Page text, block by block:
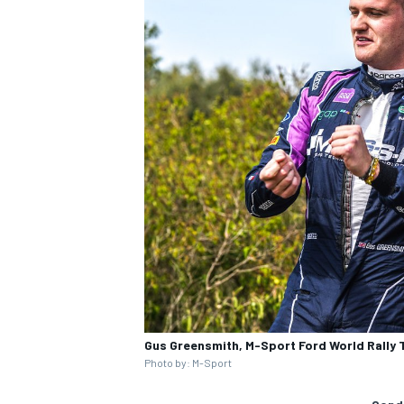
MONOMARCA
Gus Greensmith, M-Sport Ford World Rally
Photo by: M-Sport